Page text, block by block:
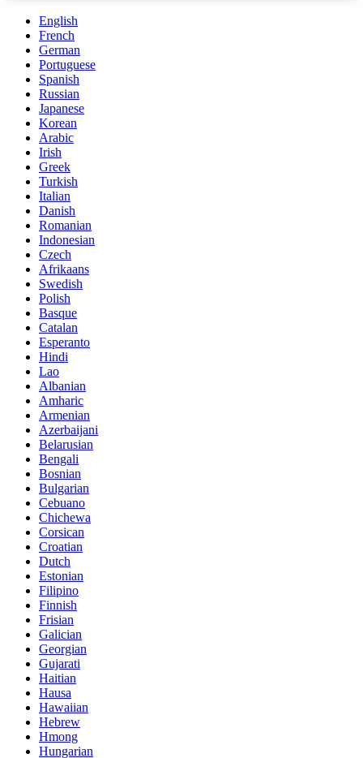
English
French
German
Portuguese
Spanish
Russian
Japanese
Korean
Arabic
Irish
Greek
Turkish
Italian
Danish
Romanian
Indonesian
Czech
Afrikaans
Swedish
Polish
Basque
Catalan
Esperanto
Hindi
Lao
Albanian
Amharic
Armenian
Azerbaijani
Belarusian
Bengali
Bosnian
Bulgarian
Cebuano
Chichewa
Corsican
Croatian
Dutch
Estonian
Filipino
Finnish
Frisian
Galician
Georgian
Gujarati
Haitian
Hausa
Hawaiian
Hebrew
Hmong
Hungarian